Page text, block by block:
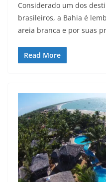
Considerado um dos
brasileiros, a Bahia é
areia branca e por suas
Read More